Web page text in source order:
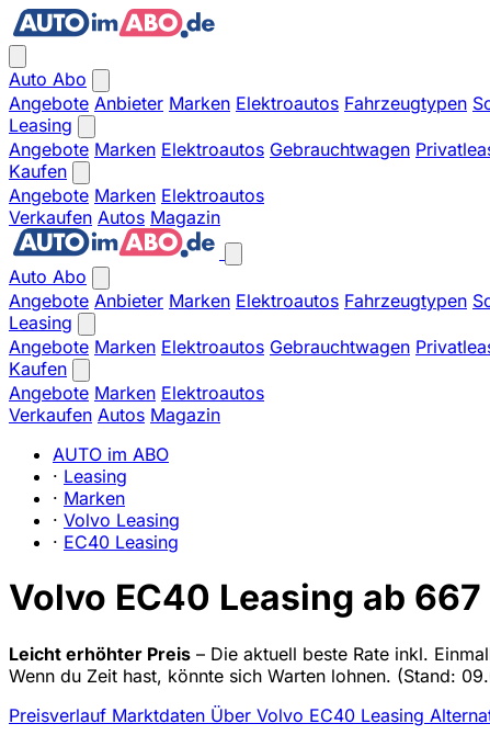
Auto Abo
Angebote Anbieter Marken Elektroautos Fahrzeugtypen
Leasing
Angebote Marken Elektroautos Gebrauchtwagen
Kaufen
Angebote Marken Elektroautos
Verkaufen Autos Magazin
Auto Abo
Angebote Anbieter Marken Elektroautos Fahrzeugtypen
Leasing
Angebote Marken Elektroautos Gebrauchtwagen
Kaufen
Angebote Marken Elektroautos
Verkaufen Autos Magazin
AUTO im ABO
· Leasing
· Marken
· Volvo Leasing
· EC40 Leasing
Volvo EC40 Leasing ab
Leicht erhöhter Preis – Die aktuell beste Rate inkl.
Wenn du Zeit hast, könnte sich Warten lohnen. (Stand:
Preisverlauf Marktdaten Über Volvo EC40 Leasing